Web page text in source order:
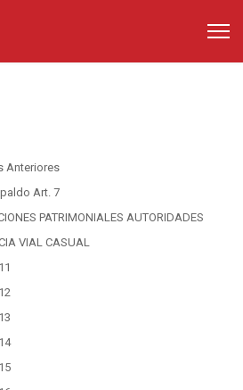
Anteriores
Art. 7
PATRIMONIALES AUTORIDADES
VIAL CASUAL